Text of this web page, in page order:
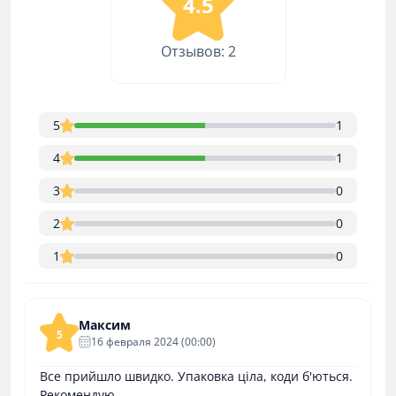
Отзывов: 2
5
1
4
1
3
0
2
0
1
0
5
Максим
16 февраля 2024 (00:00)
Все прийшло швидко. Упаковка ціла, коди б'ються.